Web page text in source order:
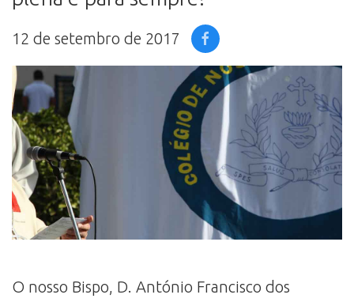
12 de setembro de 2017
O nosso Bispo, D. António Francisco dos